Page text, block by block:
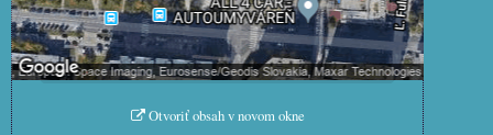
Povoliť a zapamätať - súhlas s
druhom cookie: Funkčné
Otvoriť obsah v novom okne